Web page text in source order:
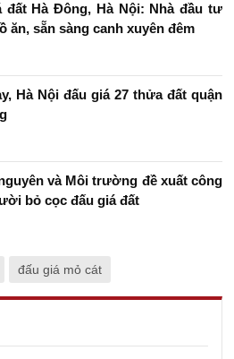
đất Hà Đông, Hà Nội: Nhà đầu tư
ăn, sẵn sàng canh xuyên đêm
Hà Nội đấu giá 27 thửa đất quận
và Môi trường đề xuất công
bỏ cọc đấu giá đất
đấu giá mỏ cát